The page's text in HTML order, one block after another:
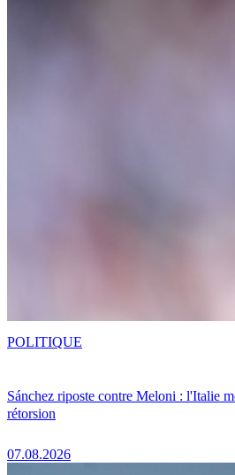
Sánchez riposte contre Meloni : l'Italie
rétorsion
07.08.2026
POLITIQUE